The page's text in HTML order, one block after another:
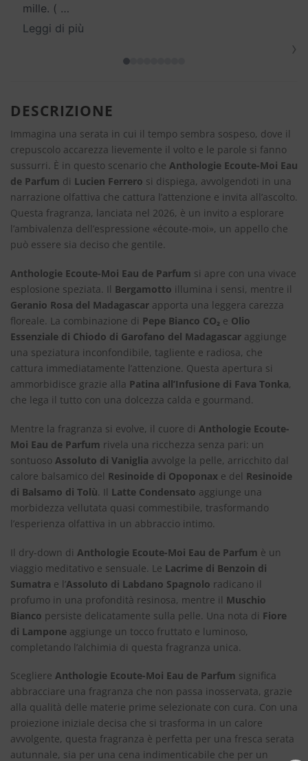
mille. ( …
Leggi di più
›
DESCRIZIONE
Immagina una serata in cui il tempo sembra sospeso, dove il
crepuscolo accarezza lievemente il volto e le parole si fanno
sussurri. È in questo scenario che Anthologie Ecoute-Moi Eau
de Parfum di Lucien Ferrero si dispiega, avvolgendoti in una
narrazione olfattiva che cattura l’attenzione e invita all’ascolto.
Questa fragranza, lanciata nel 2026, è un invito a esplorare
l’ambivalenza dell’espressione «écoute-moi», un appello che
può essere sia deciso che gentile.
Anthologie Ecoute-Moi Eau de Parfum si apre con una vivace
esplosione speziata. Il Bergamotto illumina i sensi, mentre il
Geranio Rosa del Madagascar apporta una leggera carezza
floreale. La combinazione di Pepe Bianco CO₂ e Olio
Essenziale di Chiodo di Garofano del Madagascar aggiunge
una speziatura inconfondibile, tagliente e radiosa, che
cattura immediatamente l’attenzione. Questa apertura si
ammorbidisce grazie alla Patina all’Infusione di Fava Tonka,
che lega il tutto con una dolcezza calda e gourmand.
Mentre la fragranza si evolve, il cuore di Anthologie Ecoute-
Moi Eau de Parfum rivela una ricchezza senza pari: un
sontuoso Assoluto di Vaniglia avvolge la pelle, arricchito dal
calore balsamico del Resinoide di Opoponax e del Resinoide
di Balsamo di Tolù. Il Latte Condensato aggiunge una
morbidezza vellutata quasi commestibile, trasformando
l’esperienza olfattiva in un abbraccio intimo.
Il dry-down di Anthologie Ecoute-Moi Eau de Parfum è un
viaggio meditativo e sensuale. Le Lacrime di Benzoin di
Sumatra e l’Assoluto di Labdano Spagnolo radicano il
profumo in una profondità resinosa, mentre il Muschio
Bianco persiste delicatamente sulla pelle. Una nota di Fiore
di Lampone aggiunge un tocco fruttato e luminoso,
completando l’alchimia di questa fragranza unica.
Scegliere Anthologie Ecoute-Moi Eau de Parfum significa
abbracciare una fragranza che non passa inosservata, grazie
alla qualità delle materie prime selezionate con cura. Con una
proiezione iniziale decisa che si trasforma in un calore
avvolgente, questa fragranza è perfetta per una fresca serata
autunnale, sia per una cena indimenticabile che per un